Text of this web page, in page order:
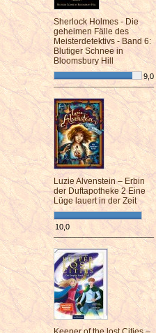
Sherlock Holmes - Die
geheimen Fälle des
Meisterdetektivs - Band 6:
Blutiger Schnee in
Bloomsbury Hill
9,0
¯¯¯¯¯¯¯¯¯¯¯¯¯¯¯¯¯¯¯¯¯¯¯¯
Luzie Alvenstein – Erbin
der Duftapotheke 2 Eine
Lüge lauert in der Zeit
10,0
¯¯¯¯¯¯¯¯¯¯¯¯¯¯¯¯¯¯¯¯¯¯¯¯